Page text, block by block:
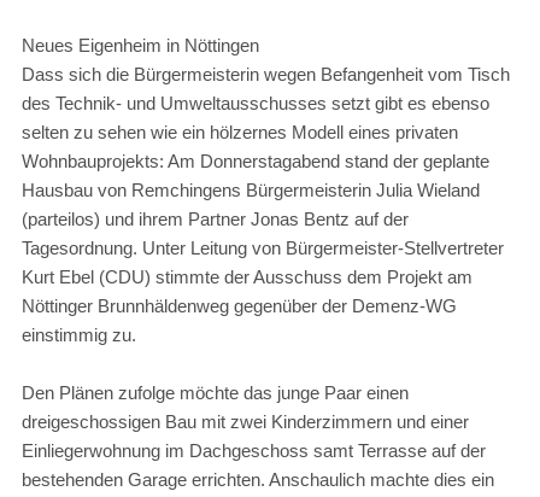
Neues Eigenheim in Nöttingen
Dass sich die Bürgermeisterin wegen Befangenheit vom Tisch
des Technik- und Umweltausschusses setzt gibt es ebenso
selten zu sehen wie ein hölzernes Modell eines privaten
Wohnbauprojekts: Am Donnerstagabend stand der geplante
Hausbau von Remchingens Bürgermeisterin Julia Wieland
(parteilos) und ihrem Partner Jonas Bentz auf der
Tagesordnung. Unter Leitung von Bürgermeister-Stellvertreter
Kurt Ebel (CDU) stimmte der Ausschuss dem Projekt am
Nöttinger Brunnhäldenweg gegenüber der Demenz-WG
einstimmig zu.
Den Plänen zufolge möchte das junge Paar einen
dreigeschossigen Bau mit zwei Kinderzimmern und einer
Einliegerwohnung im Dachgeschoss samt Terrasse auf der
bestehenden Garage errichten. Anschaulich machte dies ein